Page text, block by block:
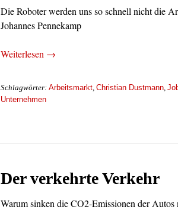
Die Roboter werden uns so schnell nicht die
Johannes Pennekamp
Weiterlesen →
Schlagwörter: Arbeitsmarkt, Christian Dustmann,
Unternehmen
Der verkehrte Verkehr
Warum sinken die CO2-Emissionen der